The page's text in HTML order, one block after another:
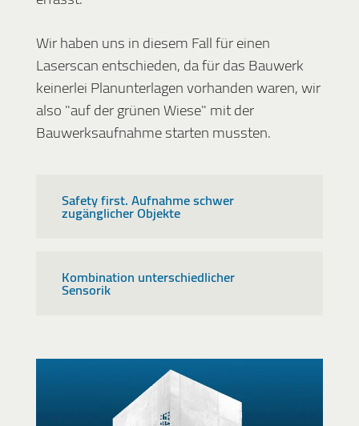
Wir haben uns in diesem Fall für einen
Laserscan entschieden, da für das Bauwerk
keinerlei Planunterlagen vorhanden waren, wir
also "auf der grünen Wiese" mit der
Bauwerksaufnahme starten mussten.
Safety first. Aufnahme schwer
zugänglicher Objekte
Kombination unterschiedlicher
Sensorik